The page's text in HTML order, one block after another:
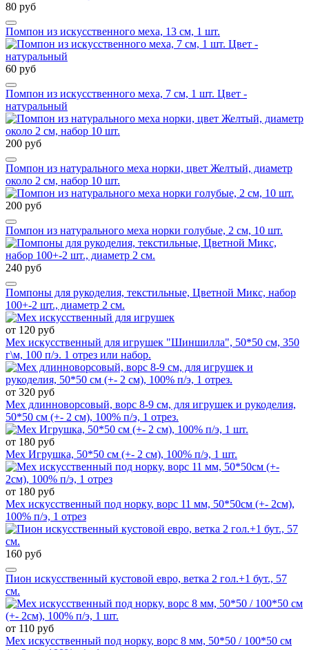
80 руб
Помпон из искусственного меха, 13 см, 1 шт.
60 руб
Помпон из искусственного меха, 7 см, 1 шт. Цвет -
натуральный
200 руб
Помпон из натурального меха норки, цвет Желтый, диаметр
около 2 см, набор 10 шт.
200 руб
Помпон из натурального меха норки голубые, 2 см, 10 шт.
240 руб
Помпоны для рукоделия, текстильные, Цветной Микс, набор
100+-2 шт., диаметр 2 см.
от 120 руб
Мех искусственный для игрушек "Шиншилла", 50*50 см, 350
г\м, 100 п/э. 1 отрез или набор.
от 320 руб
Мех длинноворсовый, ворс 8-9 см, для игрушек и рукоделия,
50*50 см (+- 2 см), 100% п/э, 1 отрез.
от 180 руб
Мех Игрушка, 50*50 см (+- 2 см), 100% п/э, 1 шт.
от 180 руб
Мех искусственный под норку, ворс 11 мм, 50*50см (+- 2см),
100% п/э, 1 отрез
160 руб
Пион искусственный кустовой евро, ветка 2 гол.+1 бут., 57
см.
от 110 руб
Мех искусственный под норку, ворс 8 мм, 50*50 / 100*50 см